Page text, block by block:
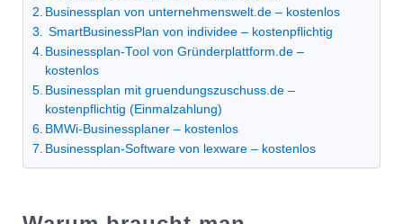
Businessplan von unternehmenswelt.de – kostenlos
SmartBusinessPlan von individee – kostenpflichtig
Businessplan-Tool von Gründerplattform.de –
kostenlos
Businessplan mit gruendungszuschuss.de –
kostenpflichtig (Einmalzahlung)
BMWi-Businessplaner – kostenlos
Businessplan-Software von lexware – kostenlos